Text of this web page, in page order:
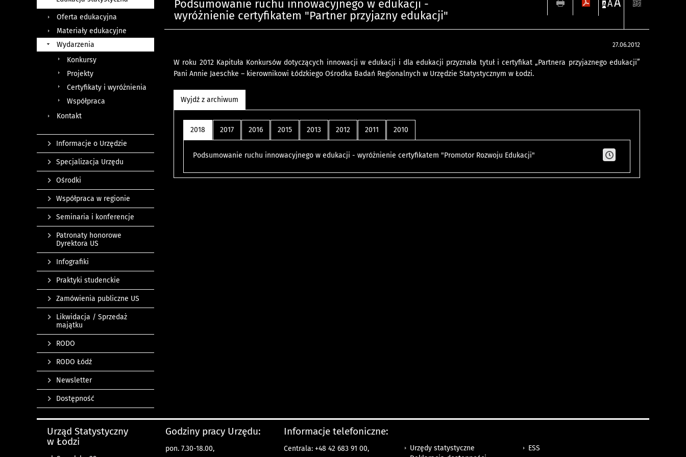
Podsumowanie ruchu innowacyjnego w edukacji -
wyróżnienie certyfikatem "Partner przyjazny edukacji"
A AA
27.06.2012
W roku 2012 Kapituła Konkursów dotyczących innowacji w edukacji i dla edukacji przyznała tytuł i certyfikat „Partnera przyjaznego edukacji”
Pani Annie Jaeschke – kierownikowi Łódzkiego Ośrodka Badań Regionalnych w Urzędzie Statystycznym w Łodzi.
Wyjdź z archiwum
2018 2017 2016 2015 2013 2012 2011 2010
Podsumowanie ruchu innowacyjnego w edukacji - wyróżnienie certyfikatem "Promotor Rozwoju Edukacji"
Oferta edukacyjna
Materiały edukacyjne
Wydarzenia
Konkursy
Projekty
Certyfikaty i wyróżnienia
Współpraca
Kontakt
Informacje o Urzędzie
Specjalizacja Urzędu
Ośrodki
Współpraca w regionie
Seminaria i konferencje
Patronaty honorowe
Dyrektora US
Infografiki
Praktyki studenckie
Zamówienia publiczne US
Likwidacja / Sprzedaż
majątku
RODO
RODO Łódź
Newsletter
Dostępność
Urząd Statystyczny
w Łodzi
Godziny pracy Urzędu:
pon. 7.30-18.00,
Informacje telefoniczne:
Centrala: +48 42 683 91 00,
Urzędy statystyczne
ESS